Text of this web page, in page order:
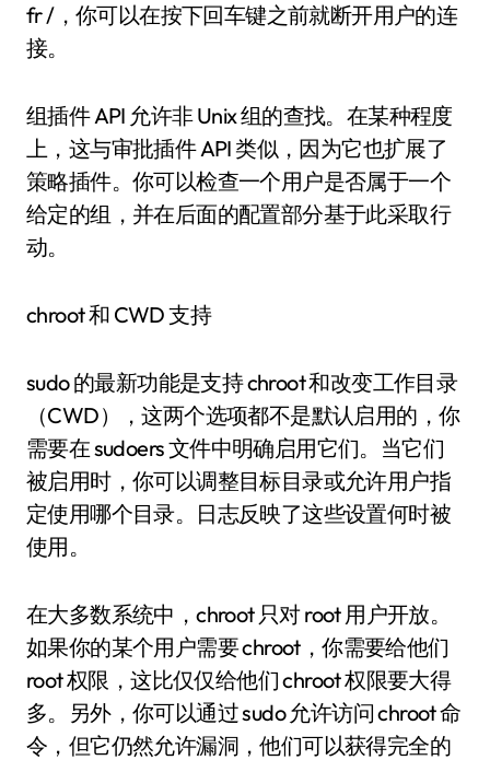
fr /，你可以在按下回车键之前就断开用户的连
接。
组插件 API 允许非 Unix 组的查找。在某种程度
上，这与审批插件 API 类似，因为它也扩展了
策略插件。你可以检查一个用户是否属于一个
给定的组，并在后面的配置部分基于此采取行
动。
chroot 和 CWD 支持
sudo 的最新功能是支持 chroot 和改变工作目录
（CWD），这两个选项都不是默认启用的，你
需要在 sudoers 文件中明确启用它们。当它们
被启用时，你可以调整目标目录或允许用户指
定使用哪个目录。日志反映了这些设置何时被
使用。
在大多数系统中，chroot 只对 root 用户开放。
如果你的某个用户需要 chroot，你需要给他们
root 权限，这比仅仅给他们 chroot 权限要大得
多。另外，你可以通过 sudo 允许访问 chroot 命
令，但它仍然允许漏洞，他们可以获得完全的